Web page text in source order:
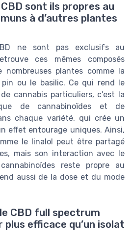
sont ils propres au
à d’autres plantes
ne sont pas exclusifs au
ces mêmes composés
nombreuses plantes comme la
ou le basilic. Ce qui rend le
cannabis particuliers, c’est la
de cannabinoïdes et de
chaque variété, qui crée un
effet entourage uniques. Ainsi,
le linalol peut être partagé
mais son interaction avec le
reste propre au
aussi de la dose et du mode
CBD full spectrum
plus efficace qu’un isolat